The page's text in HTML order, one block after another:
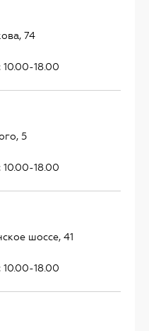
74
18.00
5
18.00
шоссе, 41
18.00